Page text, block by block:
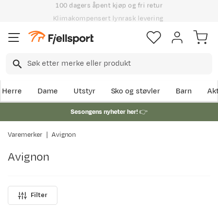
100 dagers åpent kjøp og fri retur
Klimakompensert lynrask levering
Herre Dame Utstyr Sko og støvler Barn
Sesongens nyheter her!👉
Varemerker Avignon
Avignon
Filter